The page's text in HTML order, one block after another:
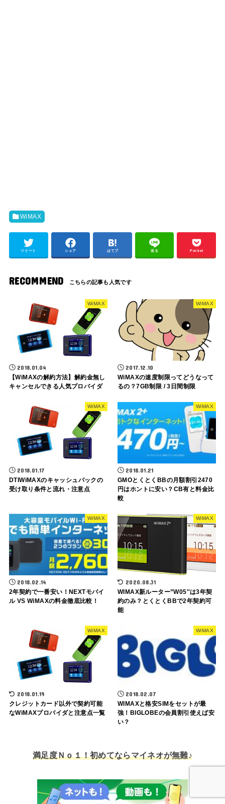
WiMAX
ツイート シェア はてブ 送る Pocket
RECOMMEND
WiMAX
2018.01.04
【WiMAXの解約方法】解約金無し
キャンセルできる人気プロバイダ
WiMAX
2017.12.10
WiMAXの速度制限ってどうなって
るの？7GB制限 / 3日間制限
WiMAX
2018.01.17
DTIWiMAXのキャッシュバックの
受け取り条件と流れ・注意点
WiMAX
2018.01.21
GMOとくとくBBの月額割引2470
円はホントに安い？CB有と料金比
較
WiMAX
2018.02.14
2年契約で一番安い！NEXTモバイ
ル VS WiMAXの料金徹底比較！
WiMAX
2020.08.31
WIMAX新ルーター”W05″は3年契
約のみ？とくとくBBで2年契約可
能
WiMAX
2018.01.19
クレジットカード以外で契約可能
なWiMAXプロバイダと注意点一覧
WiMAX
2018.02.07
WIMAXと格安SIMをセットが最
強！BIGLOBEの会員割引使えば安
い？
満足度Ｎｏ１！初めてならマイネオが無難♪